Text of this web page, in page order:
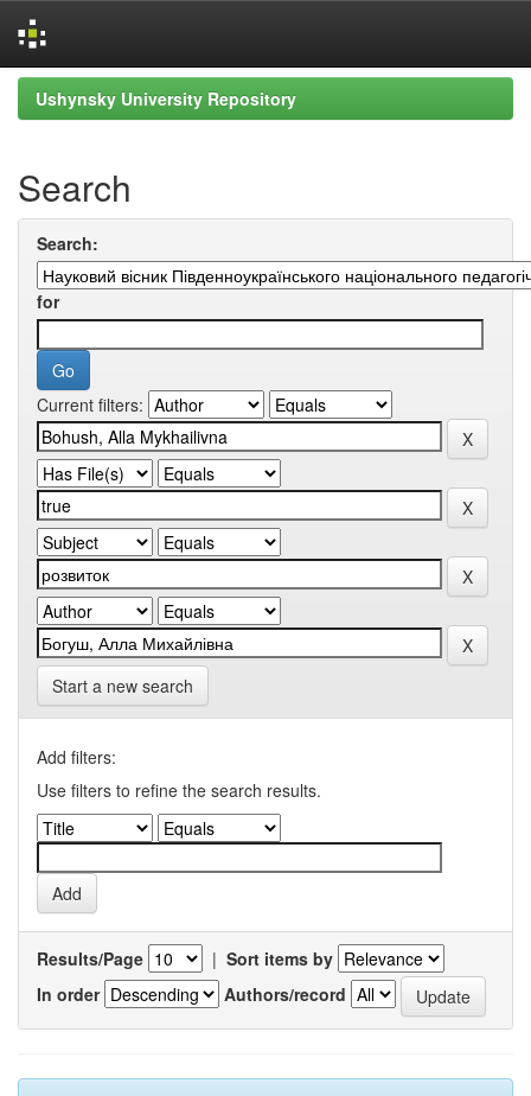
Skip
navigation
Ushynsky University Repository
Search
Search:
for
Current filters:
Start a new search
Add filters:
Use filters to refine the search results.
Results/Page | Sort items by
In order
Authors/record